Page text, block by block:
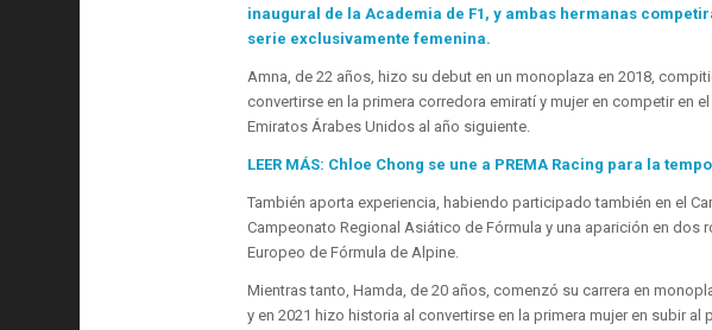
inaugural de la Academia de F1, y ambas hermanas
serie exclusivamente femenina.
Amna, de 22 años, hizo su debut en un monoplaza en 2018,
convertirse en la primera corredora emiratí y mujer en competir en
Emiratos Árabes Unidos al año siguiente.
LEER MÁS: Chloe Chong se une a PREMA Racing para la
También aporta experiencia, habiendo participado también en el
Campeonato Regional Asiático de Fórmula y una aparición en dos
Europeo de Fórmula de Alpine.
Mientras tanto, Hamda, de 20 años, comenzó su carrera en
y en 2021 hizo historia al convertirse en la primera mujer en subir